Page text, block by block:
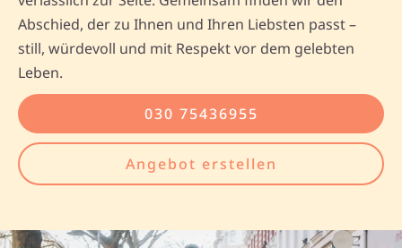
Abschied, der zu Ihnen und Ihren Liebsten passt –
still, würdevoll und mit Respekt vor dem gelebten
Leben.
030 75436955
Angebot erstellen